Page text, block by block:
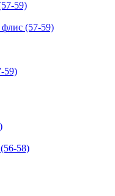
(57-59)
59)
58)